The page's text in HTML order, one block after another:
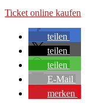
Ticket online kaufen
teilen
teilen
teilen
E-Mail
merken